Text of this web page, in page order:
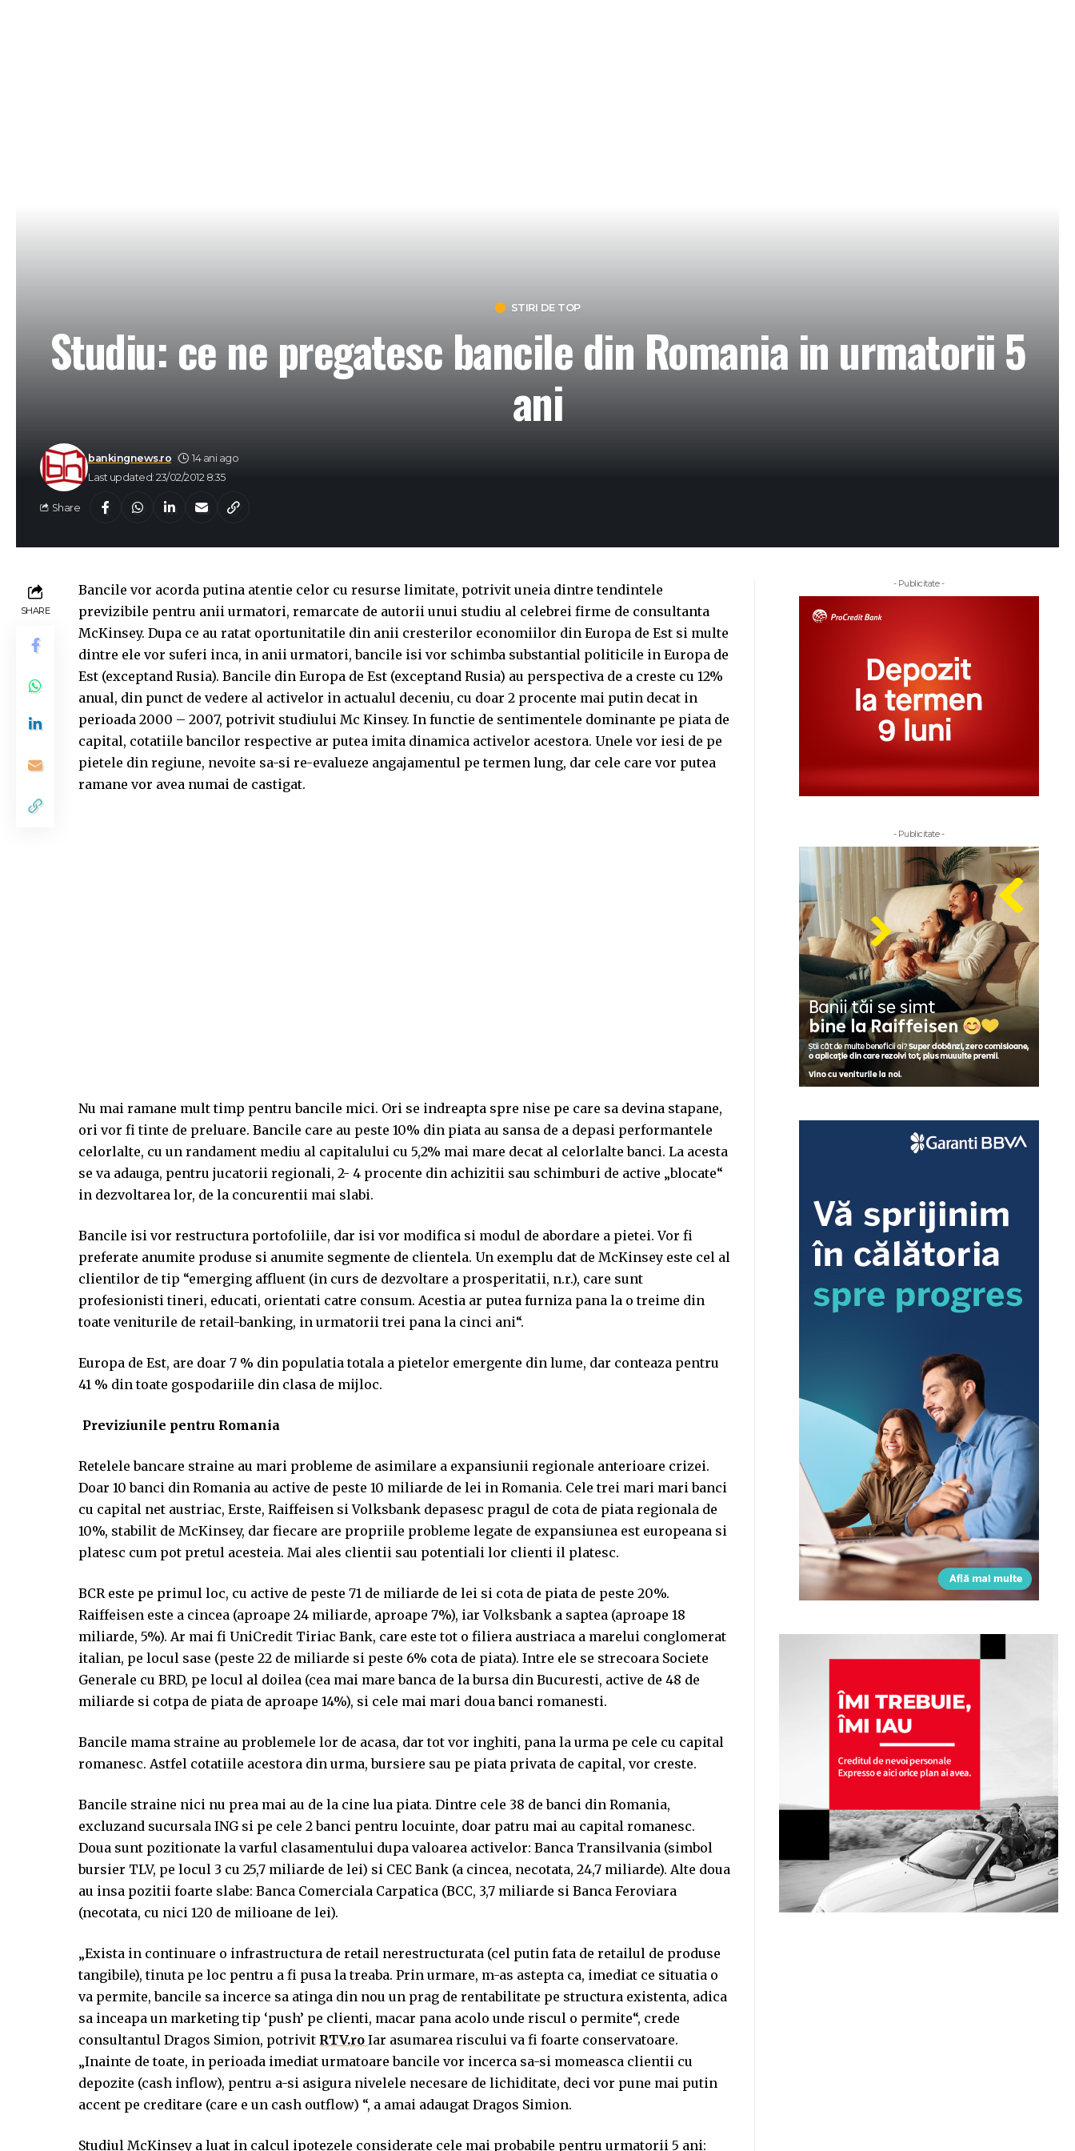
STIRI DE TOP
Studiu: ce ne pregatesc bancile din Romania in urmatorii 5
ani
Last updated: 23/02/2012 8:35
bankingnews.ro 14 ani ago
Share
SHARE
Bancile vor acorda putina atentie celor cu resurse limitate, potrivit uneia dintre tendintele
previzibile pentru anii urmatori, remarcate de autorii unui studiu al celebrei firme de consultanta
McKinsey. Dupa ce au ratat oportunitatile din anii cresterilor economiilor din Europa de Est si multe
dintre ele vor suferi inca, in anii urmatori, bancile isi vor schimba substantial politicile in Europa de
Est (exceptand Rusia). Bancile din Europa de Est (exceptand Rusia) au perspectiva de a creste cu 12%
anual, din punct de vedere al activelor in actualul deceniu, cu doar 2 procente mai putin decat in
perioada 2000 – 2007, potrivit studiului Mc Kinsey. In functie de sentimentele dominante pe piata de
capital, cotatiile bancilor respective ar putea imita dinamica activelor acestora. Unele vor iesi de pe
pietele din regiune, nevoite sa-si re-evalueze angajamentul pe termen lung, dar cele care vor putea
ramane vor avea numai de castigat.
Nu mai ramane mult timp pentru bancile mici. Ori se indreapta spre nise pe care sa devina stapane,
ori vor fi tinte de preluare. Bancile care au peste 10% din piata au sansa de a depasi performantele
celorlalte, cu un randament mediu al capitalului cu 5,2% mai mare decat al celorlalte banci. La acesta
se va adauga, pentru jucatorii regionali, 2- 4 procente din achizitii sau schimburi de active „blocate“
in dezvoltarea lor, de la concurentii mai slabi.
Bancile isi vor restructura portofoliile, dar isi vor modifica si modul de abordare a pietei. Vor fi
preferate anumite produse si anumite segmente de clientela. Un exemplu dat de McKinsey este cel al
clientilor de tip “emerging affluent (in curs de dezvoltare a prosperitatii, n.r.), care sunt
profesionisti tineri, educati, orientati catre consum. Acestia ar putea furniza pana la o treime din
toate veniturile de retail-banking, in urmatorii trei pana la cinci ani“.
Europa de Est, are doar 7 % din populatia totala a pietelor emergente din lume, dar conteaza pentru
41 % din toate gospodariile din clasa de mijloc.
Previziunile pentru Romania
Retelele bancare straine au mari probleme de asimilare a expansiunii regionale anterioare crizei.
Doar 10 banci din Romania au active de peste 10 miliarde de lei in Romania. Cele trei mari mari banci
cu capital net austriac, Erste, Raiffeisen si Volksbank depasesc pragul de cota de piata regionala de
10%, stabilit de McKinsey, dar fiecare are propriile probleme legate de expansiunea est europeana si
platesc cum pot pretul acesteia. Mai ales clientii sau potentiali lor clienti il platesc.
BCR este pe primul loc, cu active de peste 71 de miliarde de lei si cota de piata de peste 20%.
Raiffeisen este a cincea (aproape 24 miliarde, aproape 7%), iar Volksbank a saptea (aproape 18
miliarde, 5%). Ar mai fi UniCredit Tiriac Bank, care este tot o filiera austriaca a marelui conglomerat
italian, pe locul sase (peste 22 de miliarde si peste 6% cota de piata). Intre ele se strecoara Societe
Generale cu BRD, pe locul al doilea (cea mai mare banca de la bursa din Bucuresti, active de 48 de
miliarde si cotpa de piata de aproape 14%), si cele mai mari doua banci romanesti.
Bancile mama straine au problemele lor de acasa, dar tot vor inghiti, pana la urma pe cele cu capital
romanesc. Astfel cotatiile acestora din urma, bursiere sau pe piata privata de capital, vor creste.
Bancile straine nici nu prea mai au de la cine lua piata. Dintre cele 38 de banci din Romania,
excluzand sucursala ING si pe cele 2 banci pentru locuinte, doar patru mai au capital romanesc.
Doua sunt pozitionate la varful clasamentului dupa valoarea activelor: Banca Transilvania (simbol
bursier TLV, pe locul 3 cu 25,7 miliarde de lei) si CEC Bank (a cincea, necotata, 24,7 miliarde). Alte doua
au insa pozitii foarte slabe: Banca Comerciala Carpatica (BCC, 3,7 miliarde si Banca Feroviara
(necotata, cu nici 120 de milioane de lei).
„Exista in continuare o infrastructura de retail nerestructurata (cel putin fata de retailul de produse
tangibile), tinuta pe loc pentru a fi pusa la treaba. Prin urmare, m-as astepta ca, imediat ce situatia o
va permite, bancile sa incerce sa atinga din nou un prag de rentabilitate pe structura existenta, adica
sa inceapa un marketing tip ‘push’ pe clienti, macar pana acolo unde riscul o permite“, crede
consultantul Dragos Simion, potrivit RTV.ro Iar asumarea riscului va fi foarte conservatoare.
„Inainte de toate, in perioada imediat urmatoare bancile vor incerca sa-si momeasca clientii cu
depozite (cash inflow), pentru a-si asigura nivelele necesare de lichiditate, deci vor pune mai putin
accent pe creditare (care e un cash outflow) “, a amai adaugat Dragos Simion.
Studiul McKinsey a luat in calcul ipotezele considerate cele mai probabile pentru urmatorii 5 ani:
- Publicitate -
- Publicitate -